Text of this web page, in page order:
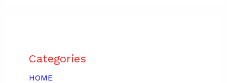
Categories
HOME